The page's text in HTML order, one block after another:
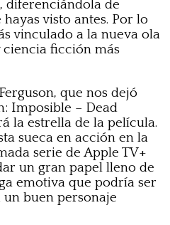
, diferenciándola de
visto antes. Por lo
vinculado a la nueva ola
ciencia ficción más
que nos dejó
Imposible – Dead
la estrella de la película.
sueca en acción en la
serie de Apple TV+
un gran papel lleno de
emotiva que podría ser
buen personaje